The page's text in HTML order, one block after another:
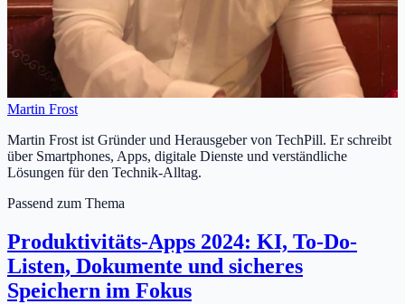
Martin Frost
Martin Frost ist Gründer und Herausgeber von TechPill. Er schreibt
über Smartphones, Apps, digitale Dienste und verständliche
Lösungen für den Technik-Alltag.
Passend zum Thema
Produktivitäts-Apps 2024: KI, To-Do-
Listen, Dokumente und sicheres
Speichern im Fokus